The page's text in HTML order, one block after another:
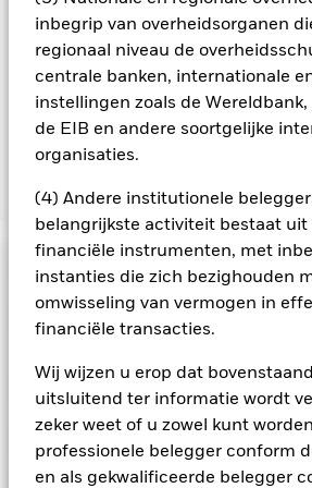
inbegrip van overheidsorganen
regionaal niveau de
centrale banken, internationale
instellingen zoals de Wereldbank,
de EIB en andere soortgelijke
organisaties.
(4) Andere institutionele
belangrijkste activiteit bestaat uit
financiële instrumenten, met
instanties die zich bezighouden
omwisseling van vermogen in
financiële transacties.
Wij wijzen u erop dat
uitsluitend ter informatie wordt
zeker weet of u zowel kunt
professionele belegger conform
en als gekwalificeerde belegger
te reduceren, ontvangt het Fonds
verbonden inkomsten en komen de
goede aan BlackRock als
verdeling van opbrengsten uit
exploitatiekosten van het Fonds niet
de lopende kosten opgenomen.
BGF World Healthscience Fund
Risicometer
Performance
Grafiek
Volledige grafiek bekijken
Rendement
Het beleggingsrisico is geconcentreerd
Fonds gevoeliger is voor lokale
politieke, duurzaamheids- of
De waarde van aandelen en
kan worden beïnvloed door dagelijkse
Kerngegevens
Fondsomvang
per 07/aug/2026